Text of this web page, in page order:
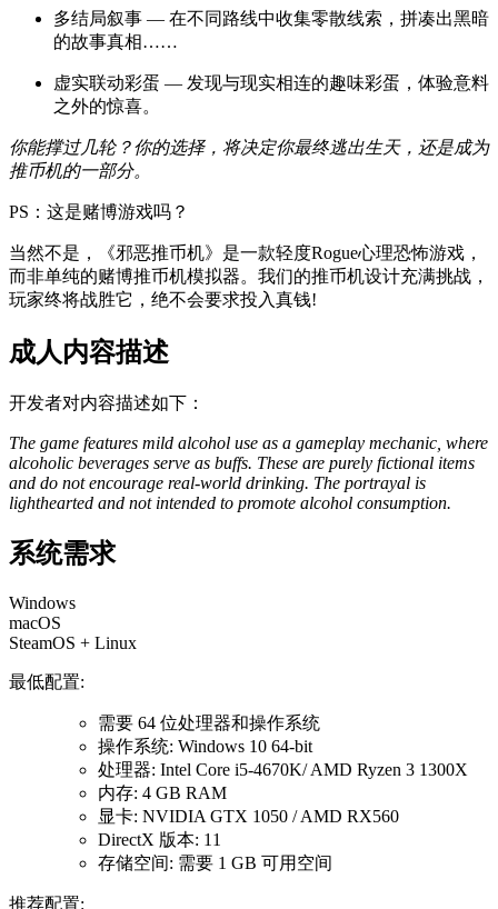
多结局叙事 — 在不同路线中收集零散线索，拼凑出黑暗
的故事真相……
虚实联动彩蛋 — 发现与现实相连的趣味彩蛋，体验意料
之外的惊喜。
你能撑过几轮？你的选择，将决定你最终逃出生天，还是成为
推币机的一部分。
PS：这是赌博游戏吗？
当然不是，《邪恶推币机》是一款轻度Rogue心理恐怖游戏，
而非单纯的赌博推币机模拟器。我们的推币机设计充满挑战，
玩家终将战胜它，绝不会要求投入真钱!
成人内容描述
开发者对内容描述如下：
The game features mild alcohol use as a gameplay mechanic, where
alcoholic beverages serve as buffs. These are purely fictional items
and do not encourage real-world drinking. The portrayal is
lighthearted and not intended to promote alcohol consumption.
系统需求
Windows
macOS
SteamOS + Linux
最低配置:
需要 64 位处理器和操作系统
操作系统: Windows 10 64-bit
处理器: Intel Core i5-4670K/ AMD Ryzen 3 1300X
内存: 4 GB RAM
显卡: NVIDIA GTX 1050 / AMD RX560
DirectX 版本: 11
存储空间: 需要 1 GB 可用空间
推荐配置: